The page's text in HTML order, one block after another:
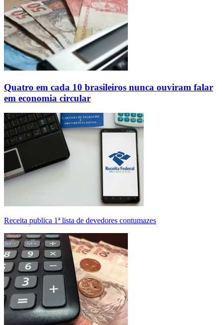
Quatro em cada 10 brasileiros nunca ouviram falar
em economia circular
Receita publica 1ª lista de devedores contumazes